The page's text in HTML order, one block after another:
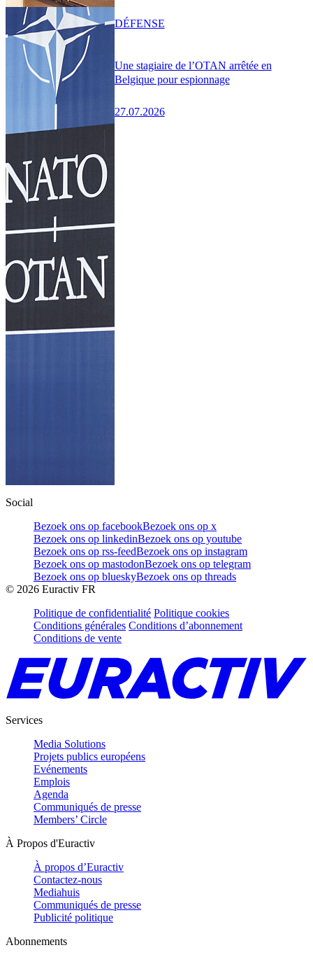
Une stagiaire de l’OTAN arrêtée en
Belgique pour espionnage
27.07.2026
DÉFENSE
Social
Bezoek ons op facebookBezoek ons op x
Bezoek ons op linkedinBezoek ons op youtube
Bezoek ons op rss-feedBezoek ons op instagram
Bezoek ons op mastodonBezoek ons op telegram
Bezoek ons op blueskyBezoek ons op threads
© 2026 Euractiv FR
Politique de confidentialité Politique cookies
Conditions générales Conditions d’abonnement
Conditions de vente
Services
Media Solutions
Projets publics européens
Evénements
Emplois
Agenda
Communiqués de presse
Members’ Circle
À Propos d'Euractiv
À propos d’Euractiv
Contactez-nous
Mediahuis
Communiqués de presse
Publicité politique
Abonnements